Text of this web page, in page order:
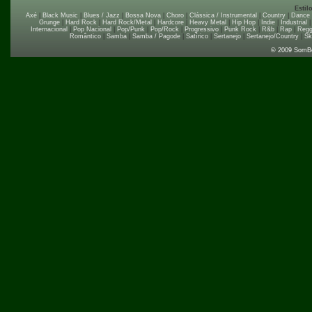
Axé
Black Music Blues / Jazz Bossa Nova Choro Clássica / Instrumental Country Dance
Grunge| Hard Rock| Hard Rock/Metal Hardcore| Heavy Metal Hip Hop| Indie| Industrial
Internacional
Pop Nacional Pop/Punk| Pop/Rock| Progressivo| Punk Rock| R&b| Rap|
Romântico| Samba| Samba / Pagode| Satírico| Sertanejo| Sertanejo/Country|
© 2009